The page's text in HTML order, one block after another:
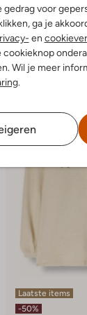
voor
ga je
en
Wil je meer
.
Laatste items
-50%